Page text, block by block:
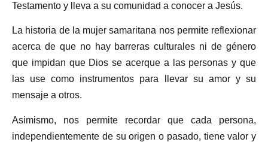
Testamento y lleva a su comunidad a conocer a Jesús.
La historia de la mujer samaritana nos permite reflexionar
acerca de que no hay barreras culturales ni de género
que impidan que Dios se acerque a las personas y que
las use como instrumentos para llevar su amor y su
mensaje a otros.
Asimismo, nos permite recordar que cada persona,
independientemente de su origen o pasado, tiene valor y